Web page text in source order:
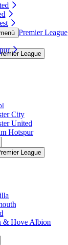
Premier League
League
City
United
Hotspur
League
& Hove Albion